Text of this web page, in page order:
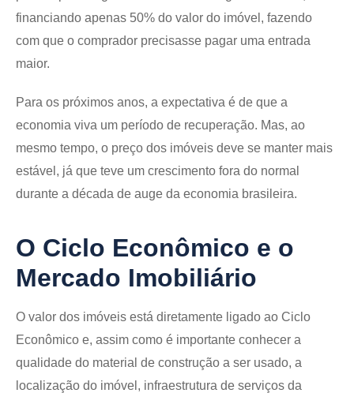
financiando apenas 50% do valor do imóvel, fazendo
com que o comprador precisasse pagar uma entrada
maior.
Para os próximos anos, a expectativa é de que a
economia viva um período de recuperação. Mas, ao
mesmo tempo, o preço dos imóveis deve se manter mais
estável, já que teve um crescimento fora do normal
durante a década de auge da economia brasileira.
O Ciclo Econômico e o
Mercado Imobiliário
O valor dos imóveis está diretamente ligado ao Ciclo
Econômico e, assim como é importante conhecer a
qualidade do material de construção a ser usado, a
localização do imóvel, infraestrutura de serviços da